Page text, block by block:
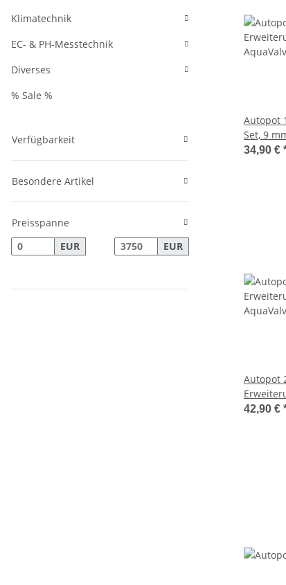
Autopot
Set, 9
34,90 €
Autopot
42,90 €
Klimatechnik
EC- & PH-Messtechnik
Diverses
% Sale %
Verfügbarkeit
Besondere Artikel
Preisspanne
EUR
EUR